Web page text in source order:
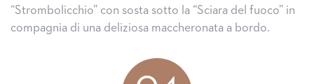
“Strombolicchio” con sosta sotto la “Sciara del fuoco” in
compagnia di una deliziosa maccheronata a bordo.